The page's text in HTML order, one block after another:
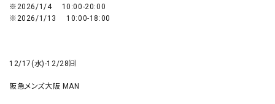
※2026/1/4 10:00-20:00
※2026/1/13 10:00-18:00
12/17(水)-12/28㈰
阪急メンズ大阪 MAN